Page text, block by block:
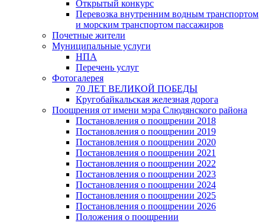
Открытый конкурс
Перевозка внутренним водным транспортом
и морским транспортом пассажиров
Почетные жители
Муниципальные услуги
НПА
Перечень услуг
Фотогалерея
70 ЛЕТ ВЕЛИКОЙ ПОБЕДЫ
Кругобайкальская железная дорога
Поощрения от имени мэра Слюдянского района
Постановления о поощрении 2018
Постановления о поощрении 2019
Постановления о поощрении 2020
Постановления о поощрении 2021
Постановления о поощрении 2022
Постановления о поощрении 2023
Постановления о поощрении 2024
Постановления о поощрении 2025
Постановления о поощрении 2026
Положения о поощрении